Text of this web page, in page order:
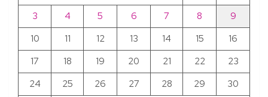
3
4 5 6 7 8
9
10
11 12 13 14 15
16
17
18 19 20 21 22
23
24
25 26 27 28 29 30